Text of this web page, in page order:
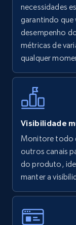
URL, Final
more.
using
URL, Final
more.
5.6K+
necessidades
garantindo que
desempenho
métricas de
qualquer
Visibilidade
Monitore todo
outros canais
do produto,
manter a